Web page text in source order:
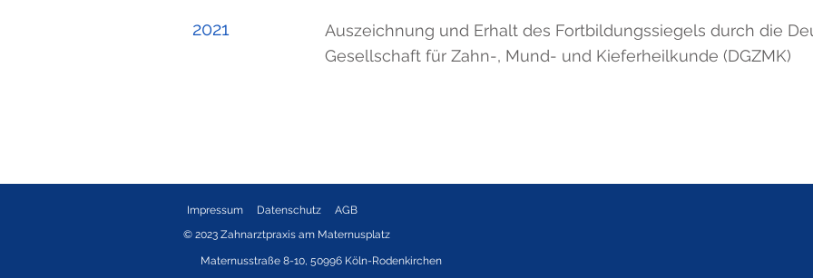
2021
Auszeichnung und Erhalt des Fortbildungssiegels durch die
Gesellschaft für Zahn-, Mund- und Kieferheilkunde (DGZMK)
Impressum Datenschutz
AGB
© 2023 Zahnarztpraxis am Maternusplatz
Maternusstraße 8-10, 50996 Köln-Rodenkirchen